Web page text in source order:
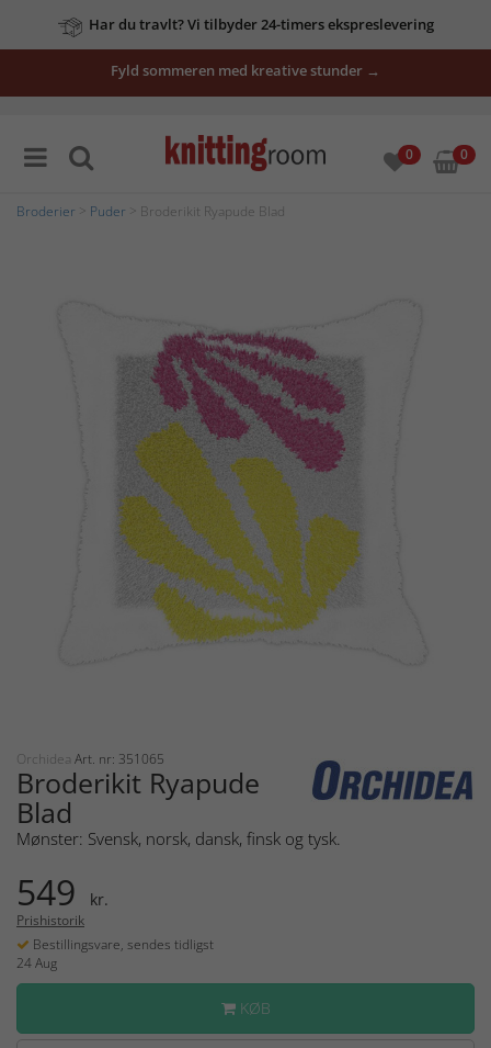
Har du travlt? Vi tilbyder 24-timers ekspreslevering
Fyld sommeren med kreative stunder →
0 0
Broderier Puder > Broderikit Ryapude Blad
Orchidea Art. nr: 351065
Broderikit Ryapude
Blad
Mønster: Svensk, norsk, dansk, finsk og tysk.
549 kr.
Prishistorik
Bestillingsvare, sendes tidligst
24 Aug
KØB